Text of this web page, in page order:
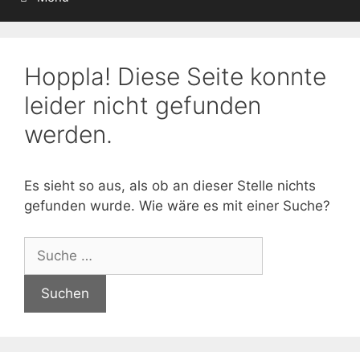
Hoppla! Diese Seite konnte
leider nicht gefunden
werden.
Es sieht so aus, als ob an dieser Stelle nichts
gefunden wurde. Wie wäre es mit einer Suche?
nach: